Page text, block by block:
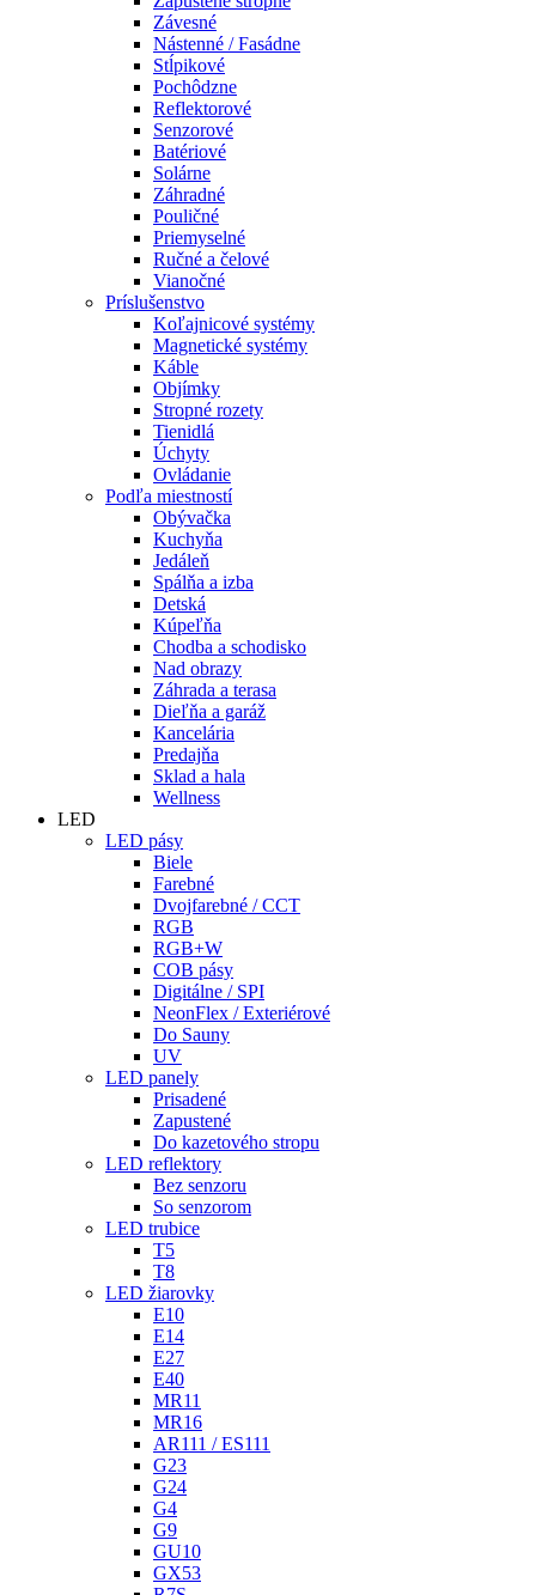
Závesné
Nástenné / Fasádne
Stĺpikové
Pochôdzne
Reflektorové
Senzorové
Batériové
Solárne
Záhradné
Pouličné
Priemyselné
Ručné a čelové
Vianočné
Príslušenstvo
Koľajnicové systémy
Magnetické systémy
Káble
Objímky
Stropné rozety
Tienidlá
Úchyty
Ovládanie
Podľa miestností
Obývačka
Kuchyňa
Jedáleň
Spálňa a izba
Detská
Kúpeľňa
Chodba a schodisko
Nad obrazy
Záhrada a terasa
Dieľňa a garáž
Kancelária
Predajňa
Sklad a hala
Wellness
LED
LED pásy
Biele
Farebné
Dvojfarebné / CCT
RGB
RGB+W
COB pásy
Digitálne / SPI
NeonFlex / Exteriérové
Do Sauny
UV
LED panely
Prisadené
Zapustené
Do kazetového stropu
LED reflektory
Bez senzoru
So senzorom
LED trubice
T5
T8
LED žiarovky
E10
E14
E27
E40
MR11
MR16
AR111 / ES111
G23
G24
G4
G9
GU10
GX53